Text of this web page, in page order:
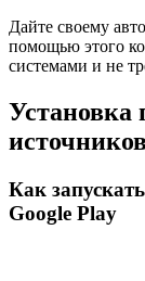
Дайте своему
помощью этого
системами и не
Установка
Как
Google Play